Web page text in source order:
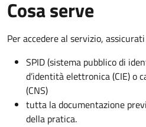
Cosa serve
Per accedere al servizio,
SPID (sistema pubblico di
d’identità elettronica (CIE) o
(CNS)
tutta la documentazione
della pratica.